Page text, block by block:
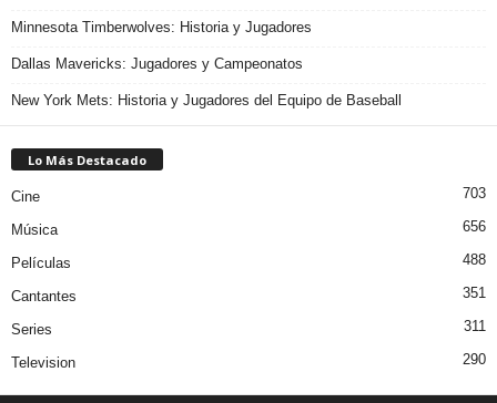
Minnesota Timberwolves: Historia y Jugadores
Dallas Mavericks: Jugadores y Campeonatos
New York Mets: Historia y Jugadores del Equipo de Baseball
Lo Más Destacado
Cine 703
Música 656
Películas 488
Cantantes 351
Series 311
Television 290